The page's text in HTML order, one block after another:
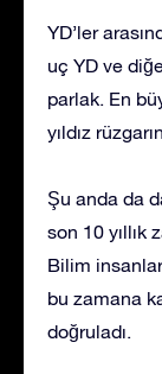
YD’ler
uç YD ve
parlak. En
yıldız
Şu anda da
son 10 yıllık
Bilim
bu zamana
doğruladı.